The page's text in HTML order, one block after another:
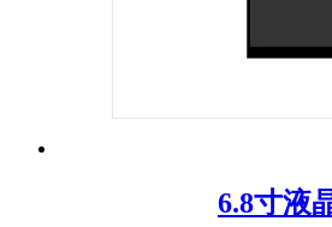
6.8寸液